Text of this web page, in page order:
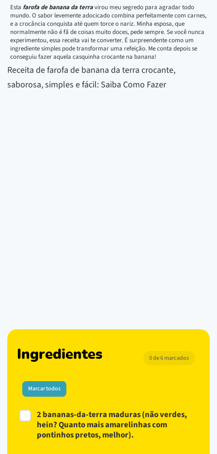
Esta farofa de banana da terravirou meu segredo para agradar todo
mundo. O sabor levemente adocicado combina perfeitamente com carnes,
e a crocância conquista até quem torce o nariz. Minha esposa, que
normalmente não é fã de coisas muito doces, pede sempre. Se você nunca
experimentou, essa receita vai te converter. É surpreendente como um
ingrediente simples pode transformar uma refeição. Me conta depois se
conseguiu fazer aquela casquinha crocante na banana!
Receita de farofa de banana da terra crocante,
saborosa, simples e fácil: Saiba Como Fazer
Ingredientes 0 de 6 marcados
Marcar todos
2 bananas-da-terra maduras (não verdes,
hein? Quanto mais amarelinhas com
pontinhos pretos, melhor).